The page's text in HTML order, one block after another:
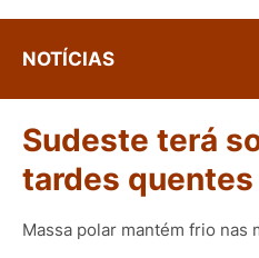
NOTÍCIAS
Sudeste terá
tardes quentes
Massa polar mantém frio nas